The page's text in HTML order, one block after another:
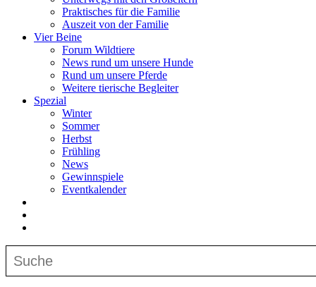
Praktisches für die Familie
Auszeit von der Familie
Vier Beine
Forum Wildtiere
News rund um unsere Hunde
Rund um unsere Pferde
Weitere tierische Begleiter
Spezial
Winter
Sommer
Herbst
Frühling
News
Gewinnspiele
Eventkalender